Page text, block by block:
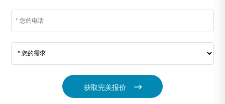
获取完美报价